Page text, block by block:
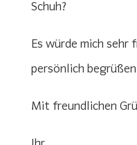
Schuh?
Es würde mich sehr
persönlich
Mit freundlichen